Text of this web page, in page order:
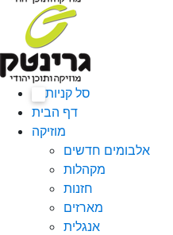
סל קניות
דף הבית
מוזיקה
אלבומים חדשים
מקהלות
חזנות
מארזים
אנגלית